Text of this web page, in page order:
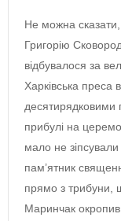
Не можна сказати,
Григорію
відбувалося за
Харківська преса
десятирядковими
прибулі на
мало не
пам’ятник
прямо з трибуни,
Маринчак